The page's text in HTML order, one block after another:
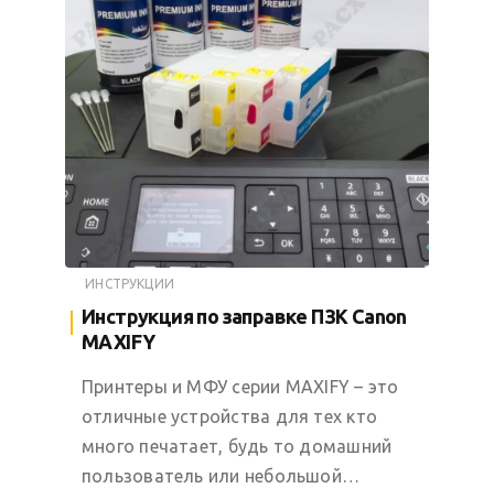
ИНСТРУКЦИИ
Инструкция по заправке ПЗК Canon
MAXIFY
Принтеры и МФУ серии MAXIFY – это
отличные устройства для тех кто
много печатает, будь то домашний
пользователь или небольшой…